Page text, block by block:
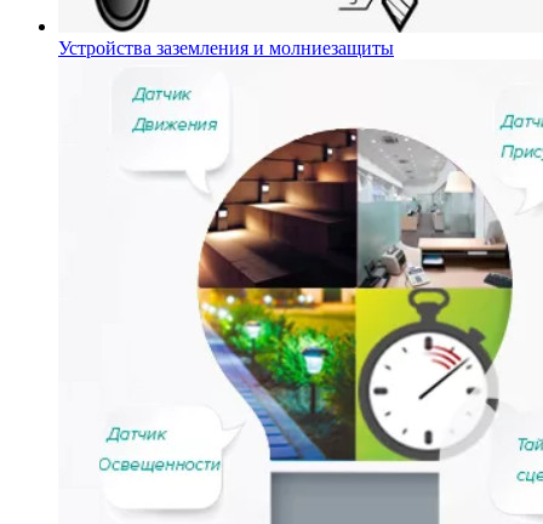
Устройства заземления и молниезащиты